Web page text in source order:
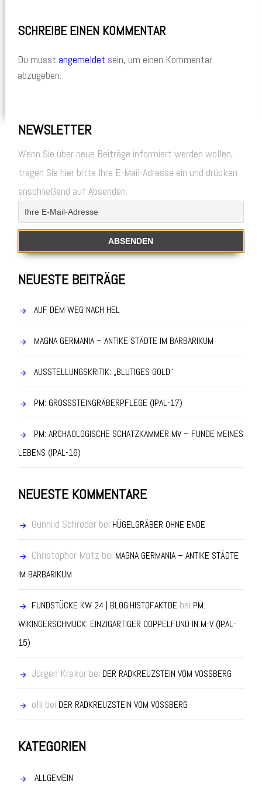
SCHREIBE EINEN KOMMENTAR
Du musst angemeldet sein, um einen Kommentar
abzugeben.
NEWSLETTER
Wenn Sie über neue Beiträge informiert werden wollen,
tragen Sie hier bitte Ihre E-Mail-Adresse ein und drücken
anschließend auf Absenden.
NEUESTE BEITRÄGE
AUF DEM WEG NACH HEL
MAGNA GERMANIA – ANTIKE STÄDTE IM BARBARIKUM
AUSSTELLUNGSKRITIK: „BLUTIGES GOLD“
PM: GROSSSTEINGRÄBERPFLEGE (IPAL-17)
PM: ARCHÄOLOGISCHE SCHATZKAMMER MV – FUNDE MEINES
LEBENS (IPAL-16)
NEUESTE KOMMENTARE
Gunhild Schröderbei HÜGELGRÄBER OHNE ENDE
Christopher Motz bei MAGNA GERMANIA – ANTIKE STÄDTE
IM BARBARIKUM
FUNDSTÜCKE KW 24 | BLOG.HISTOFAKT.DEbei PM:
WIKINGERSCHMUCK: EINZIGARTIGER DOPPELFUND IN M-V (IPAL-
15)
Jürgen Krakorbei DER RADKREUZSTEIN VOM VOSSBERG
olli bei DER RADKREUZSTEIN VOM VOSSBERG
KATEGORIEN
ALLGEMEIN